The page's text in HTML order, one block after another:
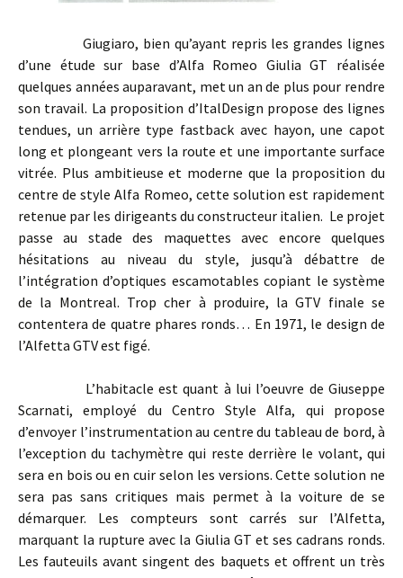
Giugiaro, bien qu’ayant repris les grandes lignes
d’une étude sur base d’Alfa Romeo Giulia GT réalisée
quelques années auparavant, met un an de plus pour rendre
son travail. La proposition d’ItalDesign propose des lignes
tendues, un arrière type fastback avec hayon, une capot
long et plongeant vers la route et une importante surface
vitrée. Plus ambitieuse et moderne que la proposition du
centre de style Alfa Romeo, cette solution est rapidement
retenue par les dirigeants du constructeur italien. Le projet
passe au stade des maquettes avec encore quelques
hésitations au niveau du style, jusqu’à débattre de
l’intégration d’optiques escamotables copiant le système
de la Montreal. Trop cher à produire, la GTV finale se
contentera de quatre phares ronds… En 1971, le design de
l’Alfetta GTV est figé.
L’habitacle est quant à lui l’oeuvre de Giuseppe
Scarnati, employé du Centro Style Alfa, qui propose
d’envoyer l’instrumentation au centre du tableau de bord, à
l’exception du tachymètre qui reste derrière le volant, qui
sera en bois ou en cuir selon les versions. Cette solution ne
sera pas sans critiques mais permet à la voiture de se
démarquer. Les compteurs sont carrés sur l’Alfetta,
marquant la rupture avec la Giulia GT et ses cadrans ronds.
Les fauteuils avant singent des baquets et offrent un très